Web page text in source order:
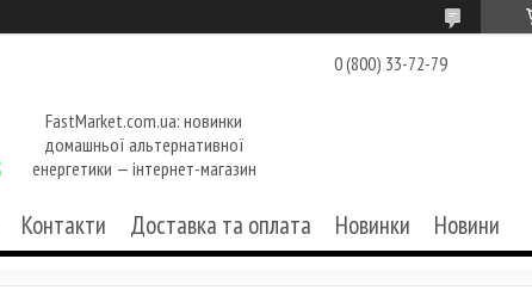
0 (800) 33-72-79
FastMarket.com.ua: новинки
домашньої альтернативної
енергетики — інтернет-магазин
Контакти Доставка та оплата Новинки Новини